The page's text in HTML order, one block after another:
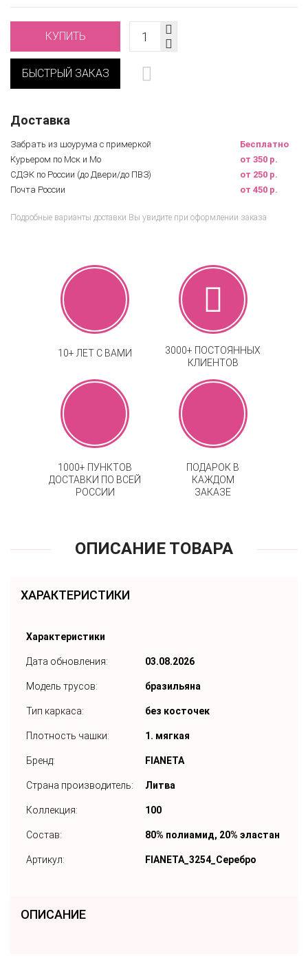
КУПИТЬ
БЫСТРЫЙ ЗАКАЗ
Доставка
Забрать из шоурума с примеркой
Бесплатно
Курьером по Мск и Мо
от 350 р.
СДЭК по России (до Двери/до ПВЗ)
от 250 р.
Почта России
от 450 р.
Подробные варианты доставки Вы увидите при оформлении заказа
10+ ЛЕТ С ВАМИ
3000+ ПОСТОЯННЫХ
КЛИЕНТОВ
1000+ ПУНКТОВ
ДОСТАВКИ ПО ВСЕЙ
РОССИИ
ПОДАРОК В
КАЖДОМ
ЗАКАЗЕ
ОПИСАНИЕ ТОВАРА
ХАРАКТЕРИСТИКИ
Характеристики
Дата обновления: 03.08.2026
Модель трусов: бразильяна
Тип каркаса: без косточек
Плотность чашки: 1. мягкая
Бренд: FIANETA
Страна производитель: Литва
Коллекция: 100
Состав: 80% полиамид, 20% эластан
Артикул: FIANETA_3254_Серебро
ОПИСАНИЕ